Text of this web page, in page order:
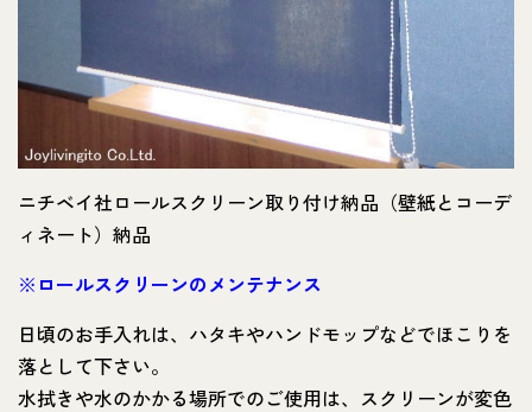
ニチベイ社ロールスクリーン取り付け納品（壁紙とコーデ
ィネート）納品
※ ロールスクリーンのメンテナンス
日頃のお手入れは、ハタキやハンドモップなどでほこりを
落として下さい。
水拭きや水のかかる場所でのご使用は、スクリーンが変色